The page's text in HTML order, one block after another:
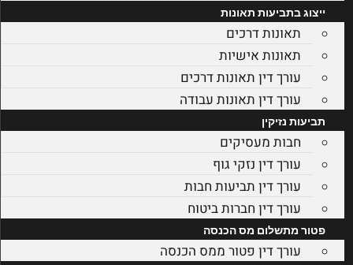
ייצוג בתביעות תאונות
תאונות דרכים
תאונות אישיות
עורך דין תאונות דרכים
עורך דין תאונות עבודה
תביעות נזיקין
חבות מעסיקים
עורך דין נזקי גוף
עורך דין תביעות חבות
עורך דין חברות ביטוח
פטור מתשלום מס הכנסה
עורך דין פטור ממס הכנסה